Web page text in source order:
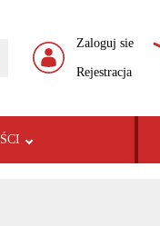
Zaloguj sie
Rejestracja